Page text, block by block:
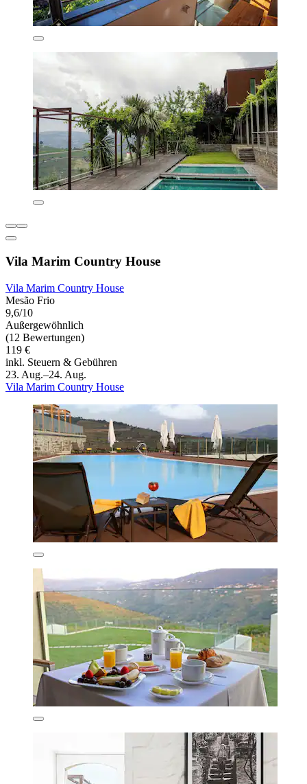
Vila Marim Country House
Vila Marim Country House
Mesão Frio
9,6/10
Außergewöhnlich
(12 Bewertungen)
119 €
inkl. Steuern & Gebühren
23. Aug.–24. Aug.
Vila Marim Country House